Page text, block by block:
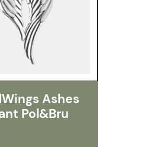
Ashes
Pol&Bru